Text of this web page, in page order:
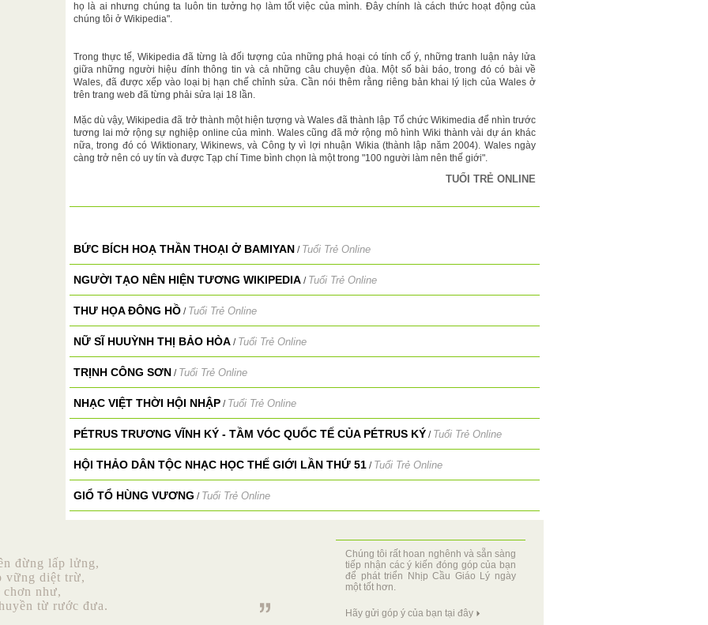
họ là ai nhưng chúng ta luôn tin tưởng họ làm tốt việc của mình. Đây chính là cách thức hoạt động của
chúng tôi ở Wikipedia".
Trong thực tế, Wikipedia đã từng là đối tượng của những phá hoại có tính cố ý, những tranh luận nảy lửa
giữa những người hiệu đính thông tin và cả những câu chuyện đùa. Một số bài báo, trong đó có bài về
Wales, đã được xếp vào loại bị hạn chế chỉnh sửa. Cần nói thêm rằng riêng bản khai lý lịch của Wales ở
trên trang web đã từng phải sửa lại 18 lần.
Mặc dù vậy, Wikipedia đã trở thành một hiện tượng và Wales đã thành lập Tổ chức Wikimedia để nhìn trước
tương lai mở rộng sự nghiệp online của mình. Wales cũng đã mở rộng mô hình Wiki thành vài dự án khác
nữa, trong đó có Wiktionary, Wikinews, và Công ty vì lợi nhuận Wikia (thành lập năm 2004). Wales ngày
càng trở nên có uy tín và được Tạp chí Time bình chọn là một trong "100 người làm nên thế giới".
TUỔI TRẺ ONLINE
BỨC BÍCH HOẠ THẦN THOẠI Ở BAMIYAN / Tuổi Trẻ Online
NGƯỜI TẠO NÊN HIỆN TƯƠNG WIKIPEDIA / Tuổi Trẻ Online
THƯ HỌA ĐÔNG HỒ / Tuổi Trẻ Online
NỮ SĨ HUUỲNH THỊ BẢO HÒA / Tuổi Trẻ Online
TRỊNH CÔNG SƠN / Tuổi Trẻ Online
NHẠC VIỆT THỜI HỘI NHẬP / Tuổi Trẻ Online
PÉTRUS TRƯƠNG VĨNH KÝ - TẦM VÓC QUỐC TẾ CỦA PÉTRUS KÝ / Tuổi Trẻ Online
HỘI THẢO DÂN TỘC NHẠC HỌC THẾ GIỚI LẦN THỨ 51 / Tuổi Trẻ Online
GIỔ TỔ HÙNG VƯƠNG / Tuổi Trẻ Online
đừng lấp lửng,
vững diệt trừ,
như,
từ rước đưa.
Chúng tôi rất hoan nghênh và sẵn sàng
tiếp nhận các ý kiến đóng góp của bạn
để phát triển Nhịp Cầu Giáo Lý ngày
một tốt hơn.
Hãy gửi góp ý của bạn tại đây